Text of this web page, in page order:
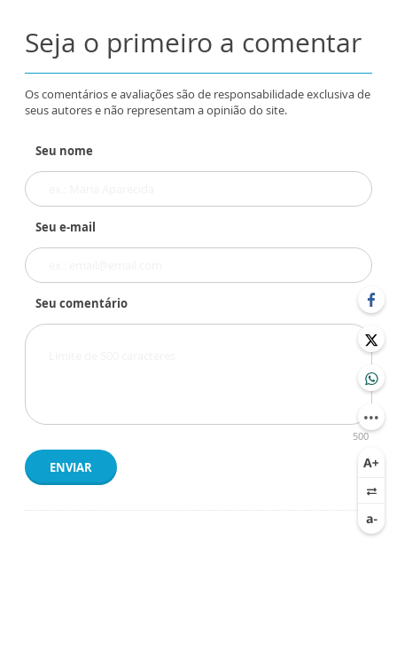
Seja o primeiro a comentar
Os comentários e avaliações são de responsabilidade exclusiva de
seus autores e não representam a opinião do site.
Seu nome
Seu e-mail
Seu comentário
500
ENVIAR